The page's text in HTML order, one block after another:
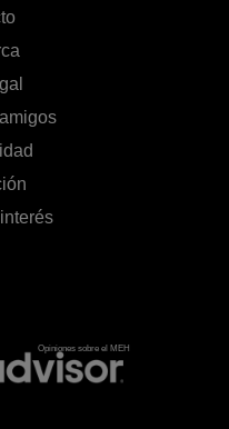
Opiniones sobre el MEH